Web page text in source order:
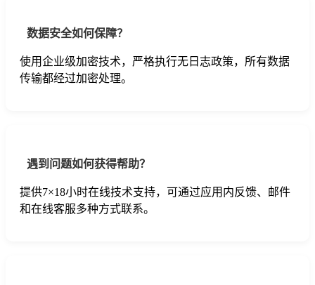
数据安全如何保障？
使用企业级加密技术，严格执行无日志政策，所有数据
传输都经过加密处理。
遇到问题如何获得帮助？
提供7×18小时在线技术支持，可通过应用内反馈、邮件
和在线客服多种方式联系。